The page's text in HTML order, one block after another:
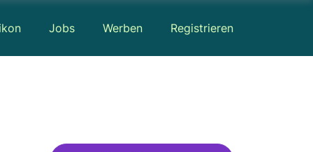
Jobs Werben Registrieren